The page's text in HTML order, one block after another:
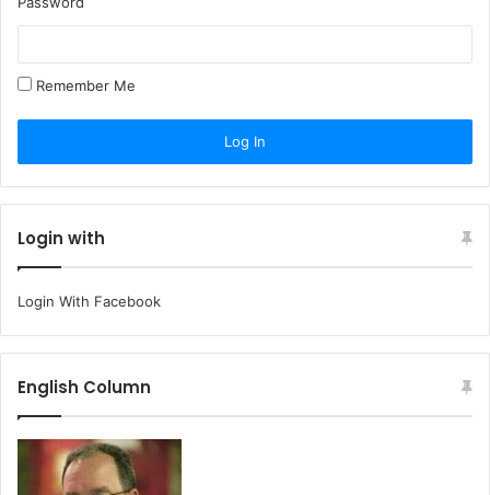
Remember Me
Login with
Login With Facebook
English Column